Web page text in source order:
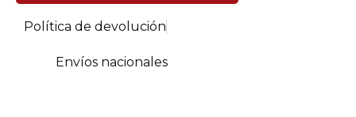
Leña
de
Política de devolución
Envíos nacionales